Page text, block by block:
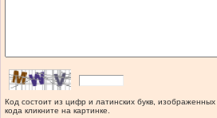
Код состоит из цифр и латинских букв, изображенных
кода кликните на картинке.